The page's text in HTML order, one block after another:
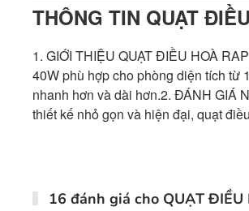
THÔNG TIN QUẠT
1. GIỚI THIỆU QUẠT ĐIỀU HOÀ
40W phù hợp cho phòng diện tích từ
nhanh hơn và dài hơn.2. ĐÁNH GIÁ
thiết kế nhỏ gọn và hiện đại, quạt
16 đánh giá cho QUẠT ĐIỀU